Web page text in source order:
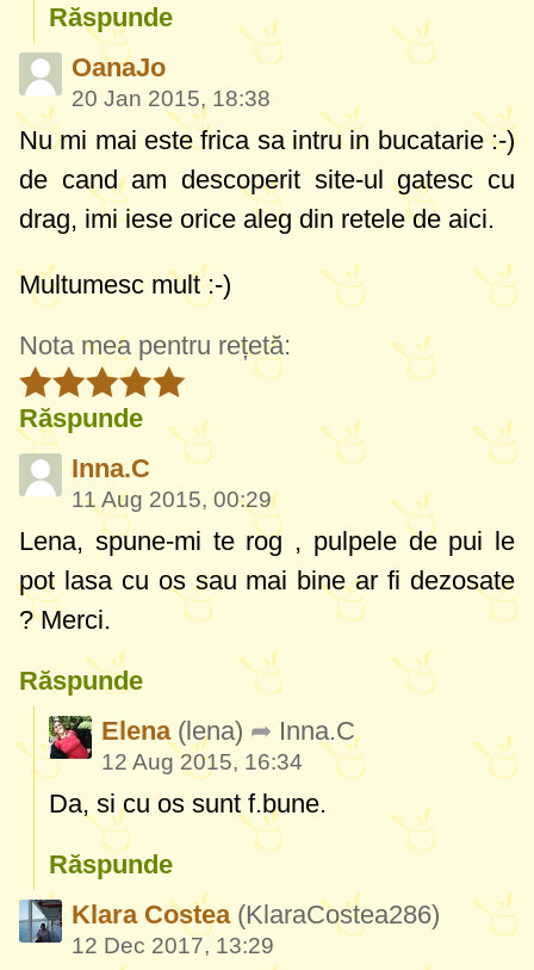
Răspunde
OanaJo
20 Jan 2015, 18:38
Nu mi mai este frica sa intru in bucatarie :-)
de cand am descoperit site-ul gatesc cu
drag, imi iese orice aleg din retele de aici.
Multumesc mult :-)
Nota mea pentru rețetă:
Răspunde
Inna.C
11 Aug 2015, 00:29
Lena, spune-mi te rog , pulpele de pui le
pot lasa cu os sau mai bine ar fi dezosate
? Merci.
Răspunde
Elena (lena) Inna.C
12 Aug 2015, 16:34
Da, si cu os sunt f.bune.
Răspunde
Klara Costea (KlaraCostea286)
12 Dec 2017, 13:29